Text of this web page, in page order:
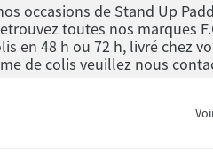
occasions de Stand Up
toutes nos marques
en 48 h ou 72 h, livré chez
de colis veuillez nous